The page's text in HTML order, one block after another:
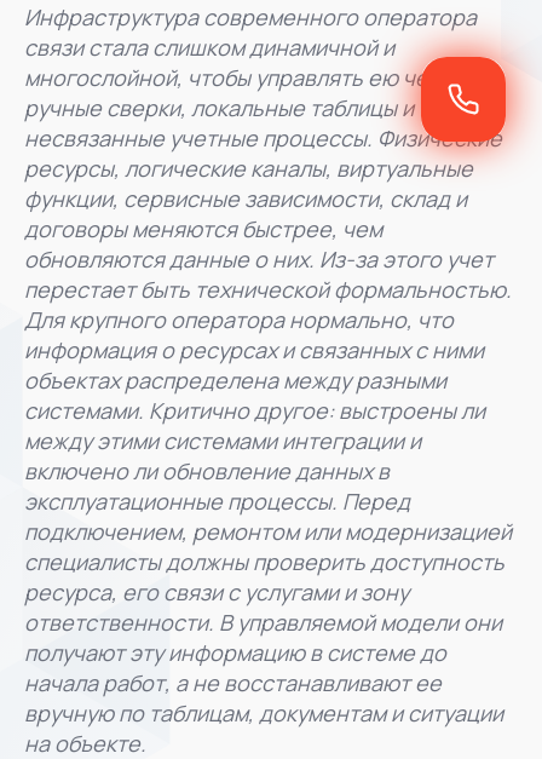
Инфраструктура современного оператора
связи стала слишком динамичной и
многослойной, чтобы управлять ею через
ручные сверки, локальные таблицы и
несвязанные учетные процессы. Физические
ресурсы, логические каналы, виртуальные
функции, сервисные зависимости, склад и
договоры меняются быстрее, чем
обновляются данные о них. Из-за этого учет
перестает быть технической формальностью.
Для крупного оператора нормально, что
информация о ресурсах и связанных с ними
объектах распределена между разными
системами. Критично другое: выстроены ли
между этими системами интеграции и
включено ли обновление данных в
эксплуатационные процессы. Перед
подключением, ремонтом или модернизацией
специалисты должны проверить доступность
ресурса, его связи с услугами и зону
ответственности. В управляемой модели они
получают эту информацию в системе до
начала работ, а не восстанавливают ее
вручную по таблицам, документам и ситуации
на объекте.